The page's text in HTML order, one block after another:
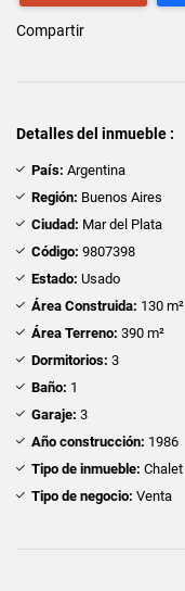
Compartir
Detalles del inmueble :
País: Argentina
Región: Buenos Aires
Ciudad: Mar del Plata
Código: 9807398
Estado: Usado
Área Construida: 130 m²
Área Terreno: 390 m²
Dormitorios: 3
Baño: 1
Garaje: 3
Año construcción: 1986
Tipo de inmueble: Chalet
Tipo de negocio: Venta